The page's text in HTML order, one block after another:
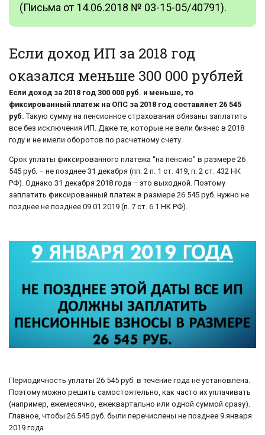
(Письма от 14.06.2018 № 03-15-05/40791).
Если доход ИП за 2018 год
оказался меньше 300 000 рублей
Если доход за 2018 год 300 000 руб. и меньше, то
фиксированный платеж на ОПС за 2018 год составляет 26 545
руб. Такую сумму на пенсионное страхования обязаны заплатить
все без исключения ИП. Даже те, которые не вели бизнес в 2018
году и не имели оборотов по расчетному счету.
Срок уплаты фиксированного платежа “на пенсию” в размере 26
545 руб. – не позднее 31 декабря (пп. 2 п. 1 ст. 419, п. 2 ст. 432 НК
РФ). Однако 31 декабря 2018 года – это выходной. Поэтому
заплатить фиксированный платеж в размере 26 545 руб. нужно не
позднее не позднее 09.01.2019 (п. 7 ст. 6.1 НК РФ).
Периодичность уплаты 26 545 руб. в течение года не установлена.
Поэтому можно решить самостоятельно, как часто их уплачивать
(например, ежемесячно, ежеквартально или одной суммой сразу).
Главное, чтобы 26 545 руб. были перечислены не позднее 9 января
2019 года.